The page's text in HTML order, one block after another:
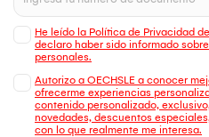
He leído la Política de Privacidad
declaro haber sido informado
personales.
Autorizo a OECHSLE a conocer
ofrecerme experiencias
contenido personalizado,
novedades, descuentos
con lo que realmente me interesa.